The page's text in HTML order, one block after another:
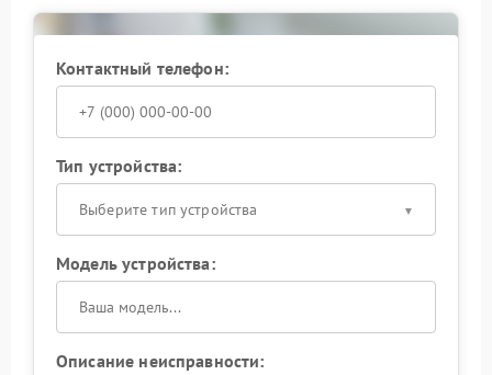
Контактный телефон:
Тип устройства:
Выберите тип устройства
Модель устройства:
Описание неисправности: